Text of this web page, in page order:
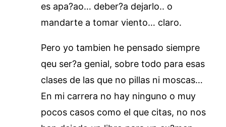
es apa?ao… deber?a dejarlo.. o
mandarte a tomar viento… claro.
Pero yo tambien he pensado siempre
qeu ser?a genial, sobre todo para esas
clases de las que no pillas ni moscas…
En mi carrera no hay ninguno o muy
pocos casos como el que citas, no nos